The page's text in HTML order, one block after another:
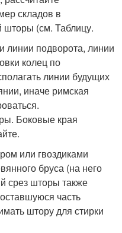
складов в
шторы (см. Таблицу.
линии подворота, линии
колец по
линии будущих
иначе римская
Боковые края
или гвоздиками
бруса (на него
срез шторы также
часть
штору для стирки